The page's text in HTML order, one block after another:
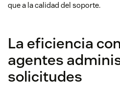
que a la calidad del soporte.
La eficiencia
agentes
solicitudes